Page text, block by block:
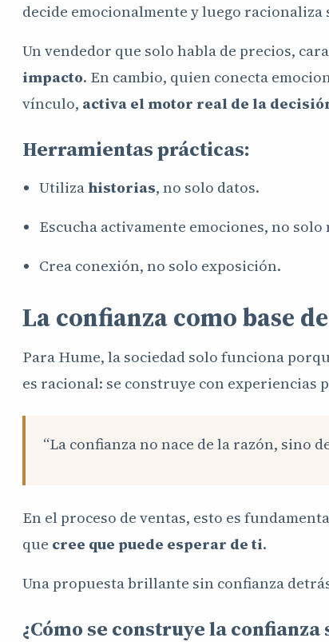
decide emocionalmente y luego racionaliza
Un vendedor que solo habla de precios,
impacto. En cambio, quien conecta
vínculo, activa el motor real de la
Herramientas prácticas:
Utiliza historias, no solo datos.
Escucha activamente emociones, no solo
Crea conexión, no solo exposición.
La confianza como base
Para Hume, la sociedad solo funciona
es racional: se construye con experiencias
“La confianza no nace de la razón, sino
En el proceso de ventas, esto es
que cree que puede esperar de ti.
Una propuesta brillante sin confianza
¿Cómo se construye la confianza